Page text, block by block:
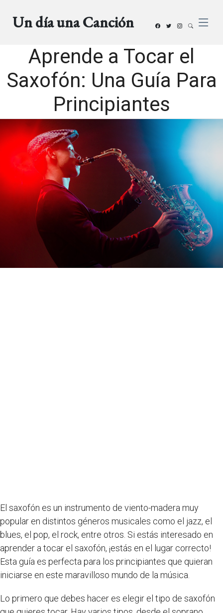
Un día una Canción
Aprende a Tocar el
Saxofón: Una Guía Para
Principiantes
El saxofón es un instrumento de viento-madera muy
popular en distintos géneros musicales como el jazz, el
blues, el pop, el rock, entre otros. Si estás interesado en
aprender a tocar el saxofón, ¡estás en el lugar correcto!
Esta guía es perfecta para los principiantes que quieran
iniciarse en este maravilloso mundo de la música.
Lo primero que debes hacer es elegir el tipo de saxofón